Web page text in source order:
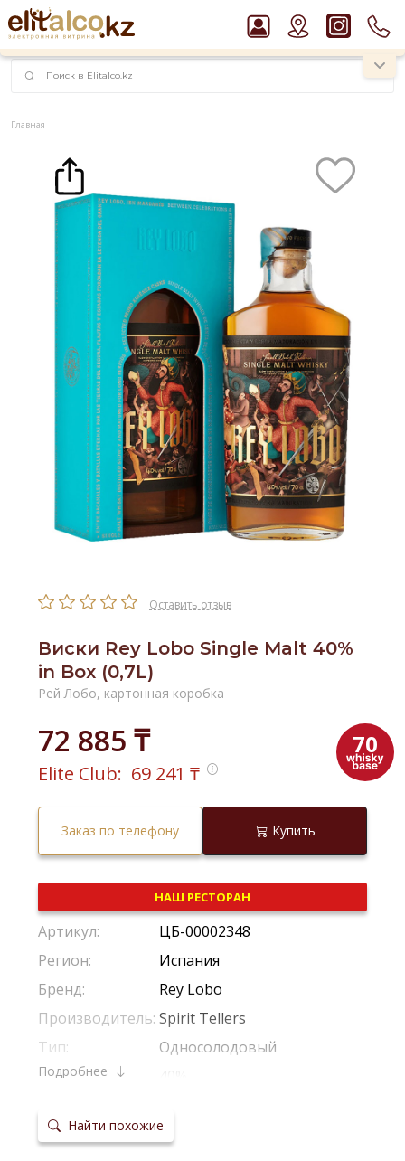
наименований!
instagram.com/rojo.kz
Рекомендуем
Джин Gordon`s London Dry Gin 37,5%
Пиво Guinness Draught 4,2% Can
Водка Smirnoff Red Vodka 37,5%
Ром Captain Morgan White 37,5%
Виски Talisker 10 YO Malt 45,8% in Box
Главная
Оставить отзыв
Виски Rey Lobo Single Malt 40%
in Box (0,7L)
Рей Лобо, картонная коробка
72 885 ₸ 70
Elite Club: 69 241 ₸
Заказ по телефону Купить
НАШ РЕСТОРАН
Артикул:
ЦБ-00002348
Регион:
Испания
Бренд:
Rey Lobo
Производитель: Spirit Tellers
Тип:
Односолодовый
Крепость:
Выдержка в
бочках:
Из-Под Хереса Педро Хименес
Подробнее
Найти похожие